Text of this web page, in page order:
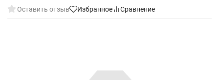
Оставить отзыв Избранное Сравнение